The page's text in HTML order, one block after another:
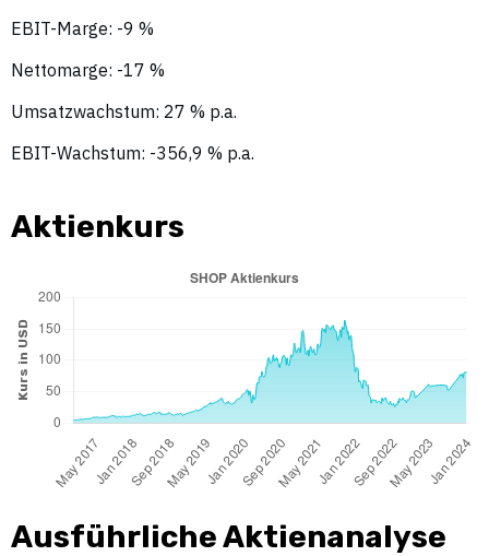
EBIT-Marge: -9 %
Nettomarge: -17 %
Umsatzwachstum: 27 % p.a.
EBIT-Wachstum: -356,9 % p.a.
Aktienkurs
Ausführliche Aktienanalyse